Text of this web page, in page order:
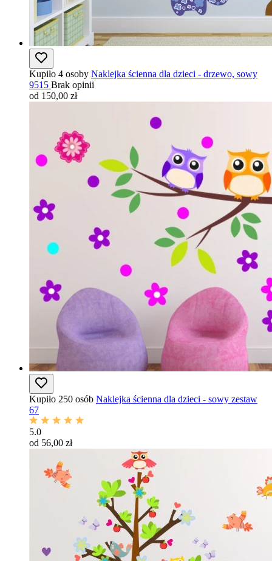
Kupiło 4 osoby Naklejka ścienna dla dzieci - drzewo, sowy
9515 Brak opinii
od 150,00 zł
Kupiło 250 osób Naklejka ścienna dla dzieci - sowy zestaw
67
5.0
od 56,00 zł